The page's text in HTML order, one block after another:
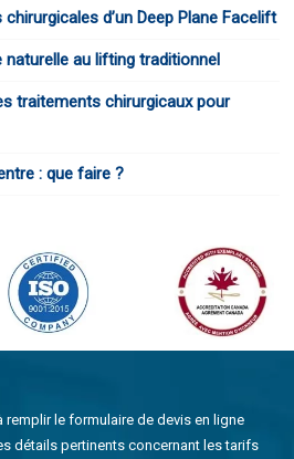
d’un Deep Plane Facelift
naturelle au lifting traditionnel
traitements chirurgicaux pour
: que faire ?
remplir le formulaire de devis en ligne
détails pertinents concernant les tarifs